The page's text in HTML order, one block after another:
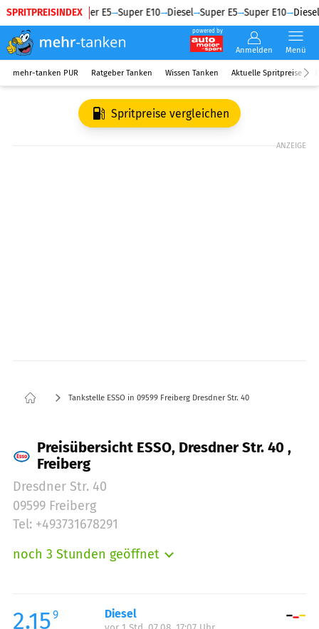
SPRITPREISINDEX
Diesel Super E5 Super E10 Diesel Super E5 Super E10 Diesel
powered by
Anmelden Menü
mehr-tanken PUR Ratgeber Tanken Wissen Tanken Aktuelle Spritpreise
Spritpreise vergleichen
ANZEIGE
Tankstelle ESSO in 09599 Freiberg Dresdner Str. 40
Preisübersicht ESSO, Dresdner Str. 40 ,
Freiberg
Dresdner Str. 40
09599 Freiberg
Tel: +493731678291
noch 3 Stunden geöffnet
Mittwoch:
00:15-23:45
2.159 Diesel